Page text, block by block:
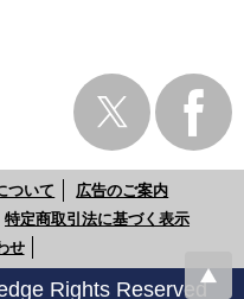
ついて
広告のご案内
特定商取引法に基づく表示
せ
Rights Reserved